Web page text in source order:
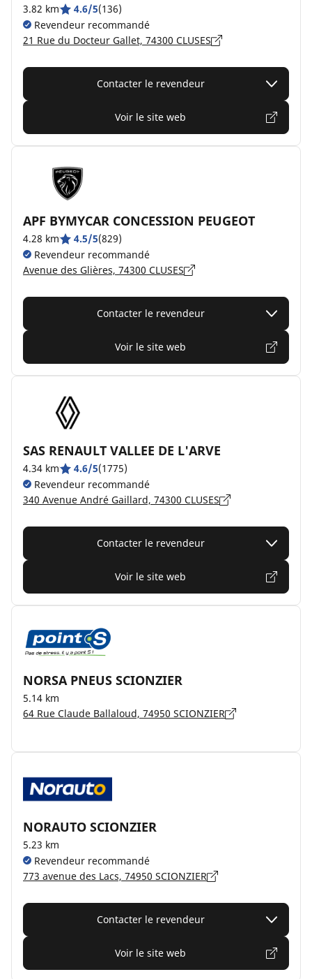
3.82 km 4.6/5(136)
Revendeur recommandé
21 Rue du Docteur Gallet, 74300 CLUSES
Contacter le revendeur
Voir le site web
APF BYMYCAR CONCESSION PEUGEOT
4.28 km 4.5/5(829)
Revendeur recommandé
Avenue des Glières, 74300 CLUSES
Contacter le revendeur
Voir le site web
SAS RENAULT VALLEE DE L'ARVE
4.34 km 4.6/5(1775)
Revendeur recommandé
340 Avenue André Gaillard, 74300 CLUSES
Contacter le revendeur
Voir le site web
NORSA PNEUS SCIONZIER
5.14 km
64 Rue Claude Ballaloud, 74950 SCIONZIER
NORAUTO SCIONZIER
5.23 km
Revendeur recommandé
773 avenue des Lacs, 74950 SCIONZIER
Contacter le revendeur
Voir le site web